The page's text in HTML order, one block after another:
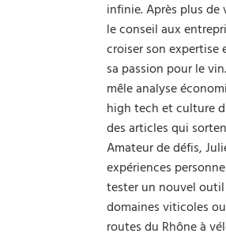
infinie. Après plus de
le conseil aux
croiser son expertise
sa passion pour le
mêle analyse
high tech et culture
des articles qui
Amateur de défis,
expériences
tester un nouvel
domaines viticoles
routes du Rhône à